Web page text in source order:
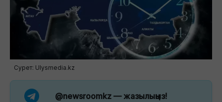
Сурет: Ulysmedia.kz
@newsroomkz — жазылыңыз!